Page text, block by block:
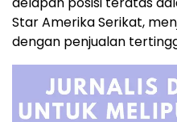
Star Amerika Serikat,
dengan penjualan